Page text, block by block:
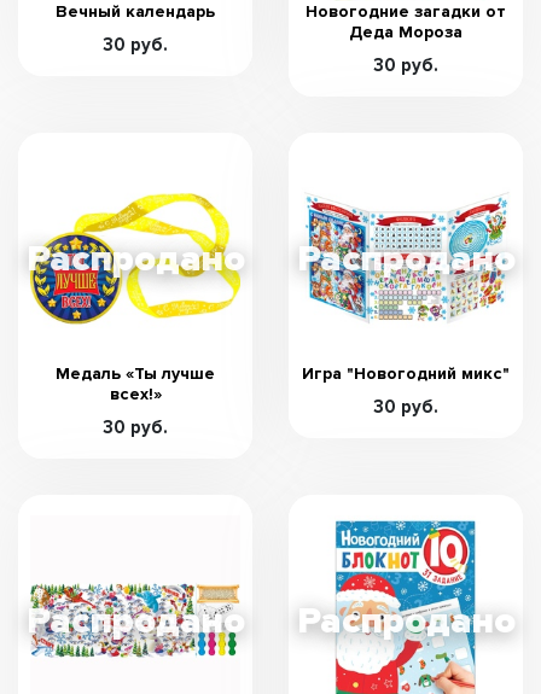
Вечный календарь
30 руб.
Новогодние загадки от
Деда Мороза
30 руб.
Медаль «Ты лучше
всех!»
30 руб.
Игра "Новогодний микс"
30 руб.